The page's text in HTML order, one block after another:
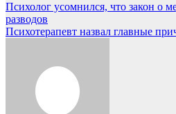
Психолог усомнился, что закон о
разводов
Психотерапевт назвал главные